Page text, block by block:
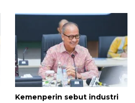
Kemenperin sebut industri